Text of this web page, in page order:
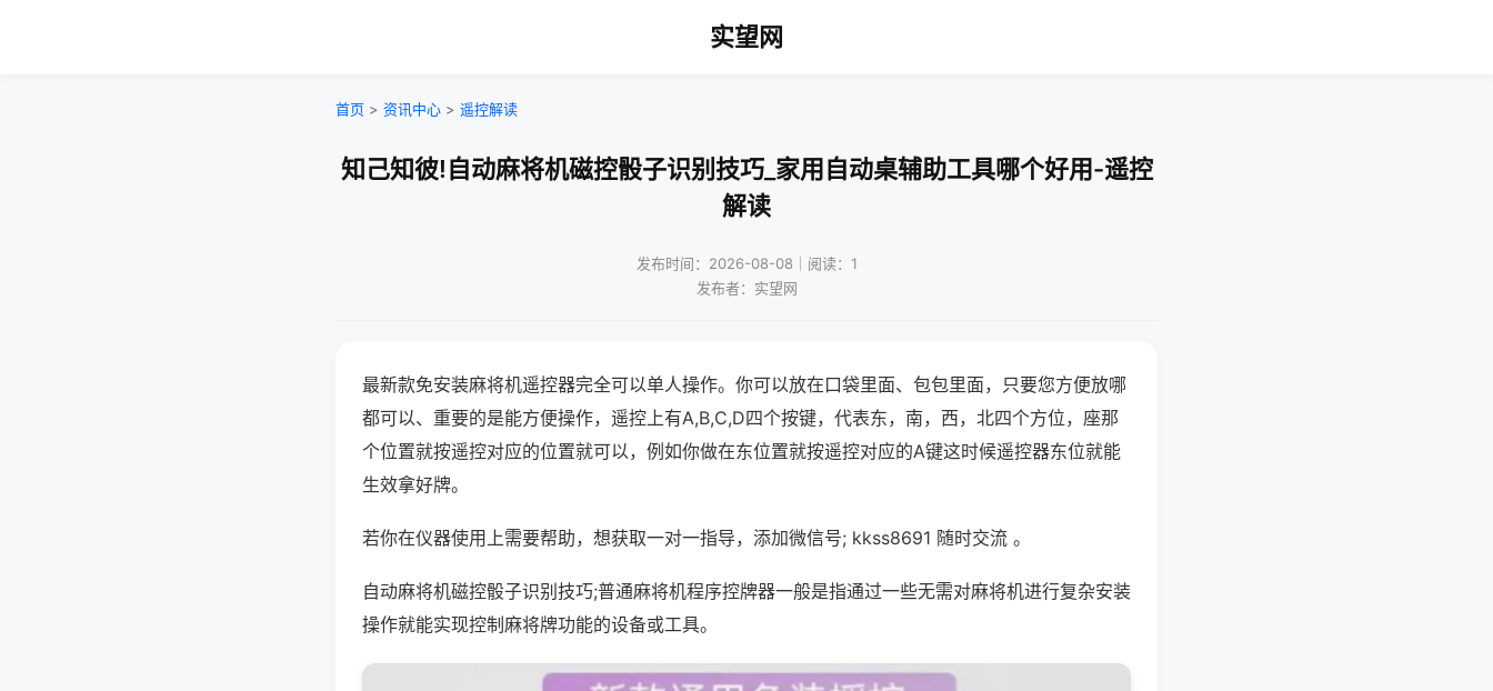
实望网
首页 > 资讯中心 > 遥控解读
知己知彼!自动麻将机磁控骰子识别技巧_家用自动桌辅助工具哪个好用-遥控
解读
发布时间：2026-08-08｜阅读：1
发布者：实望网
最新款免安装麻将机遥控器完全可以单人操作。你可以放在口袋里面、包包里面，只要您方便放哪
都可以、重要的是能方便操作，遥控上有A,B,C,D四个按键，代表东，南，西，北四个方位，座那
个位置就按遥控对应的位置就可以，例如你做在东位置就按遥控对应的A键这时候遥控器东位就能
生效拿好牌。
若你在仪器使用上需要帮助，想获取一对一指导，添加微信号; kkss8691 随时交流 。
自动麻将机磁控骰子识别技巧;普通麻将机程序控牌器一般是指通过一些无需对麻将机进行复杂安装
操作就能实现控制麻将牌功能的设备或工具。